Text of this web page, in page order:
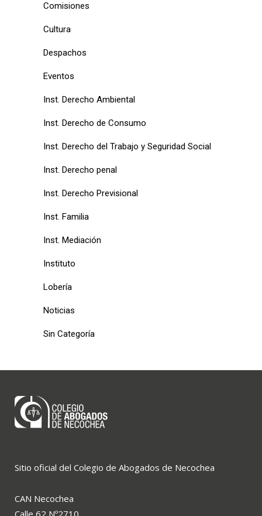
Comisiones
Cultura
Despachos
Eventos
Inst. Derecho Ambiental
Inst. Derecho de Consumo
Inst. Derecho del Trabajo y Seguridad Social
Inst. Derecho penal
Inst. Derecho Previsional
Inst. Familia
Inst. Mediación
Instituto
Lobería
Noticias
Sin Categoría
Sitio oficial del Colegio de Abogados de Necochea
CAN Necochea
Calle 62 Nº2710